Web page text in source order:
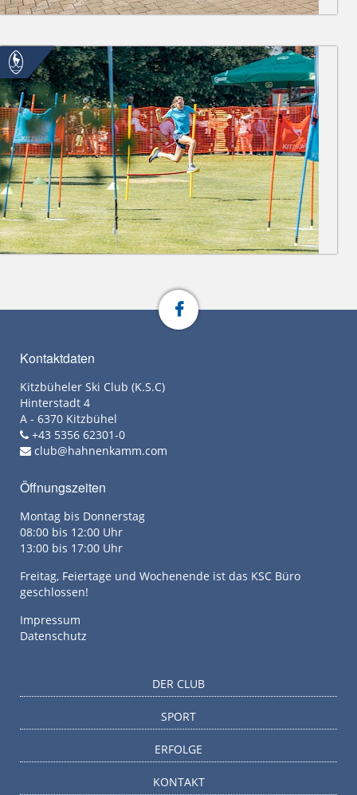
Kontaktdaten
Kitzbüheler Ski Club (K.S.C)
Hinterstadt 4
A - 6370 Kitzbühel
+43 5356 62301-0
club@hahnenkamm.com
Öffnungszeiten
Montag bis Donnerstag
08:00 bis 12:00 Uhr
13:00 bis 17:00 Uhr
Freitag, Feiertage und Wochenende ist das KSC Büro
geschlossen!
Impressum
Datenschutz
DER CLUB
SPORT
ERFOLGE
KONTAKT